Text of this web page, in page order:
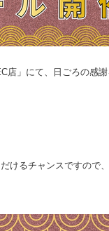
店」にて、日ごろの感
けるチャンスですので